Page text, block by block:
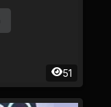
51